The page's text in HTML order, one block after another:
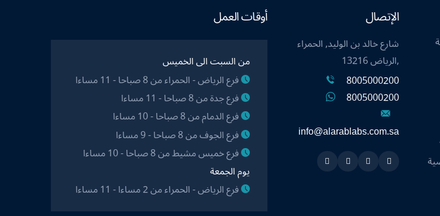
الإتصال
شارع خالد بن الوليد, الحمراء
,الرياض 13216
8005000200
8005000200
info@alarablabs.com.sa
Snapchat
Twitter
Linkedin
Instagram
أوقات العمل
من السبت الى الخميس
فرع الرياض - الحمراء من 8 صباحا - 11 مساءا
فرع جدة من 8 صباحا - 11 مساءا
فرع الدمام من 8 صباحا - 10 مساءا
فرع الجوف من 8 صباحا - 9 مساءا
فرع خميس مشيط من 8 صباحا - 10 مساءا
يوم الجمعة
فرع الرياض - الحمراء من 2 مساءا - 11 مساءا